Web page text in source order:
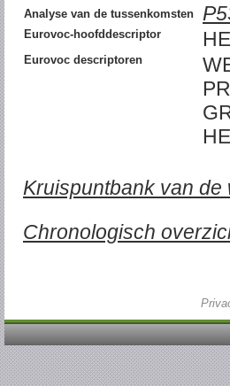
Analyse van de tussenkomsten
Eurovoc-hoofddescriptor
Eurovoc descriptoren
Kruispuntbank van de
Chronologisch